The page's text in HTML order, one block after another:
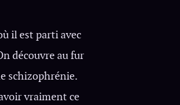
il est parti avec
découvre au fur
schizophrénie.
vraiment ce